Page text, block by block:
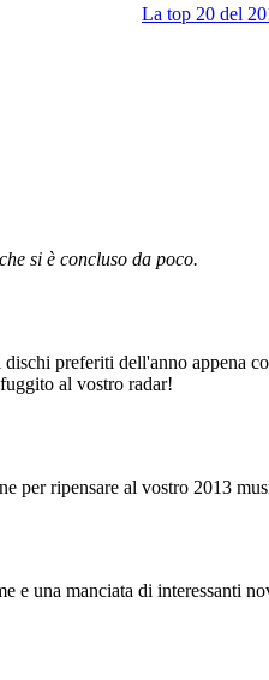
La top 20 del
si è concluso da poco.
preferiti dell'anno appena
al vostro radar!
per ripensare al vostro 2013
e una manciata di interessanti